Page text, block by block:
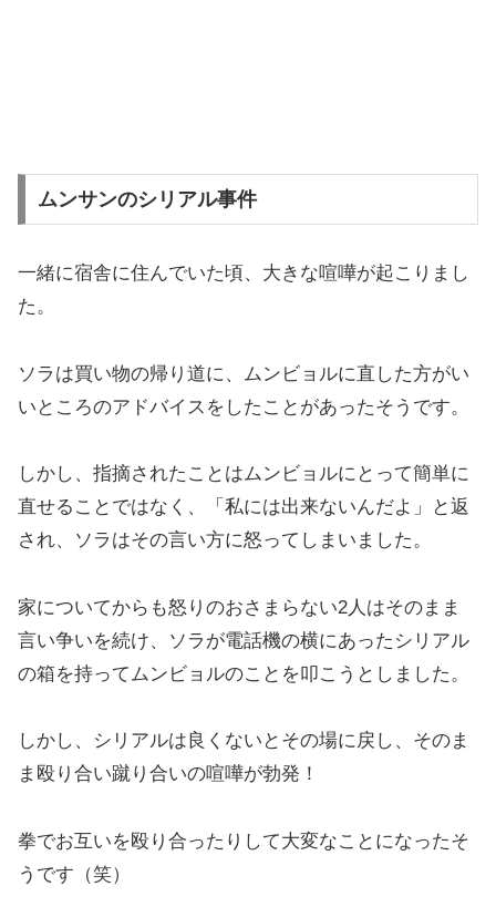
ムンサンのシリアル事件
一緒に宿舎に住んでいた頃、大きな喧嘩が起こりまし
た。
ソラは買い物の帰り道に、ムンビョルに直した方がい
いところのアドバイスをしたことがあったそうです。
しかし、指摘されたことはムンビョルにとって簡単に
直せることではなく、「私には出来ないんだよ」と返
され、ソラはその言い方に怒ってしまいました。
家についてからも怒りのおさまらない2人はそのまま
言い争いを続け、ソラが電話機の横にあったシリアル
の箱を持ってムンビョルのことを叩こうとしました。
しかし、シリアルは良くないとその場に戻し、そのま
ま殴り合い蹴り合いの喧嘩が勃発！
拳でお互いを殴り合ったりして大変なことになったそ
うです（笑）